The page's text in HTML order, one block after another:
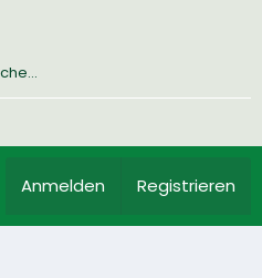
Anmelden Registrieren